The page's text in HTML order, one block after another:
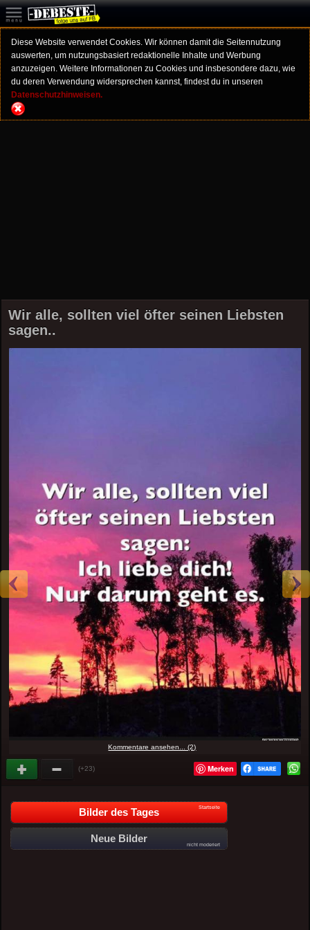
Diese Website verwendet Cookies. Wir können damit die Seitennutzung
auswerten, um nutzungsbasiert redaktionelle Inhalte und Werbung
anzuzeigen. Weitere Informationen zu Cookies und insbesondere dazu, wie
du deren Verwendung widersprechen kannst, findest du in unseren
Datenschutzhinweisen.
Wir alle, sollten viel öfter seinen Liebsten
sagen..
Kommentare ansehen... (2)
(+23) Merken
Bilder des Tages Startseite
Neue Bilder
nicht moderiert